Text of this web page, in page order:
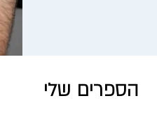
הספרים שלי